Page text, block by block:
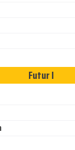
Futur I